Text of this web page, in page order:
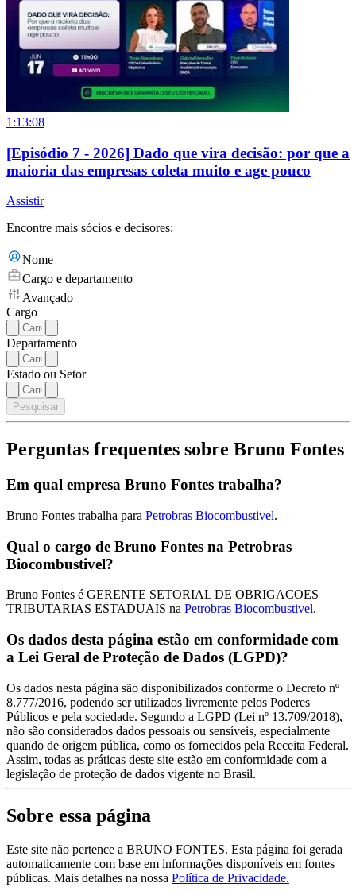
1:13:08
[Episódio 7 - 2026] Dado que vira decisão: por que a
maioria das empresas coleta muito e age pouco
Assistir
Encontre mais sócios e decisores:
Nome
Cargo e departamento
Avançado
Cargo
Departamento
Estado ou Setor
Pesquisar
Perguntas frequentes sobre Bruno Fontes
Em qual empresa Bruno Fontes trabalha?
Bruno Fontes trabalha para Petrobras Biocombustivel.
Qual o cargo de Bruno Fontes na Petrobras
Biocombustivel?
Bruno Fontes é GERENTE SETORIAL DE OBRIGACOES
TRIBUTARIAS ESTADUAIS na Petrobras Biocombustivel.
Os dados desta página estão em conformidade com
a Lei Geral de Proteção de Dados (LGPD)?
Os dados nesta página são disponibilizados conforme o Decreto nº
8.777/2016, podendo ser utilizados livremente pelos Poderes
Públicos e pela sociedade. Segundo a LGPD (Lei nº 13.709/2018),
não são considerados dados pessoais ou sensíveis, especialmente
quando de origem pública, como os fornecidos pela Receita Federal.
Assim, todas as práticas deste site estão em conformidade com a
legislação de proteção de dados vigente no Brasil.
Sobre essa página
Este site não pertence a BRUNO FONTES. Esta página foi gerada
automaticamente com base em informações disponíveis em fontes
públicas. Mais detalhes na nossa Política de Privacidade.